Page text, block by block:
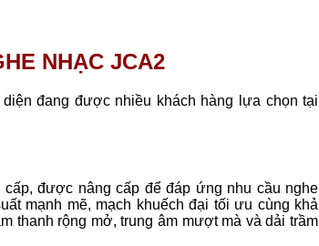
NHẠC JCA2
đang được nhiều khách hàng lựa chọn tại
cấp, được nâng cấp để đáp ứng nhu cầu nghe
mạnh mẽ, mạch khuếch đại tối ưu cùng khả
thanh rộng mở, trung âm mượt mà và dải trầm